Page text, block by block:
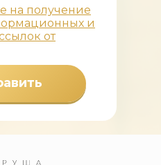
на получение
и
от